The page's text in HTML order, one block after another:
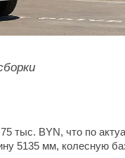
тыс. BYN, что по
5135 мм, колесную